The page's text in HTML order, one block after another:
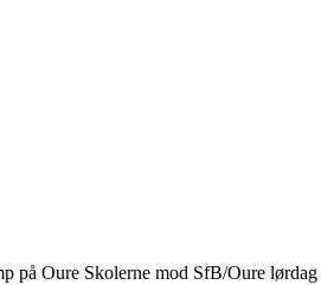
på Oure Skolerne mod SfB/Oure